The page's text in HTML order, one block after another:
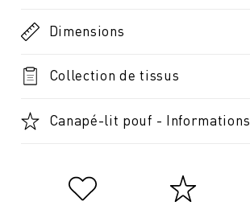
Dimensions
Collection de tissus
Canapé-lit pouf - Informations